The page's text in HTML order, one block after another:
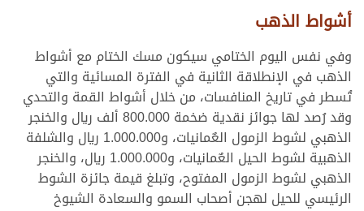
أشواط الذهب
وفي نفس اليوم الختامي سيكون مسك الختام مع أشواط
الذهب في الإنطلاقة الثانية في الفترة المسائية والتي
تُسطر في تاريخ المنافسات، من خلال أشواط القمة والتحدي
وقد رُصد لها جوائز نقدية ضخمة 800.000 ألف ريال والخنجر
الذهبي لشوط الزمول العٌمانيات، و1.000.000 ريال والشلفة
الذهبية لشوط الحيل العٌمانيات، و1.000.000 ريال، والخنجر
الذهبي لشوط الزمول المفتوح، وتبلغ قيمة جائزة الشوط
الرئيسي للحيل لهجن أصحاب السمو والسعادة الشيوخ